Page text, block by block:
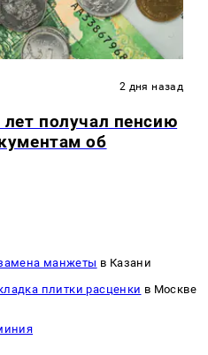
2 дня назад
получал пенсию
об
манжеты в Казани
плитки расценки в Москве